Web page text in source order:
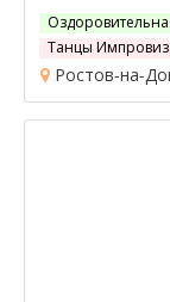
Танцы
Ростов-на-